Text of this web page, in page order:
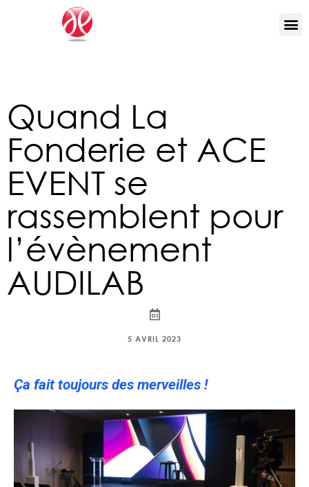
Quand La
Fonderie et ACE
EVENT se
rassemblent pour
l’évènement
AUDILAB
5 AVRIL 2023
Ça fait toujours des merveilles !